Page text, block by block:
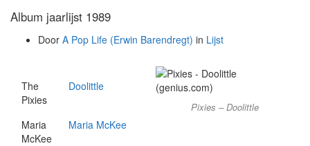
Album jaarlijst 1989
Door A Pop Life (Erwin Barendregt) in Lijst
The
Pixies
Doolittle
Maria
McKee
Maria McKee
Pixies – Doolittle